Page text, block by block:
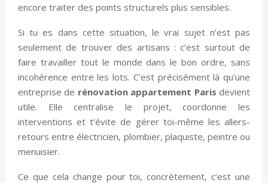
encore traiter des points structurels plus sensibles.
Si tu es dans cette situation, le vrai sujet n’est pas
seulement de trouver des artisans : c’est surtout de
faire travailler tout le monde dans le bon ordre, sans
incohérence entre les lots. C’est précisément là qu’une
entreprise de rénovation appartement Paris devient
utile. Elle centralise le projet, coordonne les
interventions et t’évite de gérer toi-même les allers-
retours entre électricien, plombier, plaquiste, peintre ou
menuisier.
Ce que cela change pour toi, concrètement, c’est une